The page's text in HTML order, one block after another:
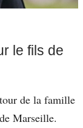
le fils de
de la famille
Marseille.